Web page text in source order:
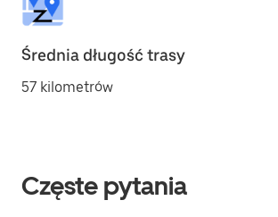
Średnia długość trasy
57 kilometrów
Częste pytania